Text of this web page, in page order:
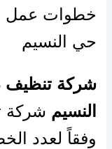
خطوات عمل
حي النسيم
شركة تنظيف
النسيم شركة
وفقاً لعدد